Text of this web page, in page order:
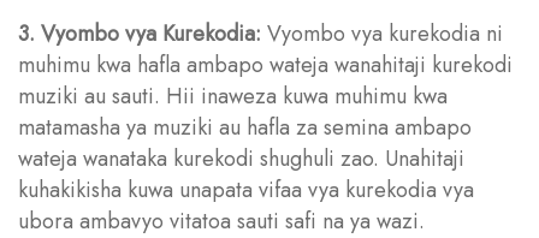
3. Vyombo vya Kurekodia: Vyombo vya kurekodia ni
muhimu kwa hafla ambapo wateja wanahitaji kurekodi
muziki au sauti. Hii inaweza kuwa muhimu kwa
matamasha ya muziki au hafla za semina ambapo
wateja wanataka kurekodi shughuli zao. Unahitaji
kuhakikisha kuwa unapata vifaa vya kurekodia vya
ubora ambavyo vitatoa sauti safi na ya wazi.